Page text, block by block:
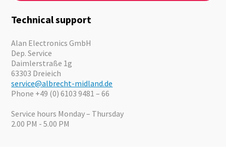
Motorcycle
Offers
Catalogues
Technical support
Alan Electronics GmbH
Dep. Service
Daimlerstraße 1g
63303 Dreieich
service@albrecht-midland.de
Phone +49 (0) 6103 9481 – 66
Service hours Monday – Thursday
2.00 PM - 5.00 PM